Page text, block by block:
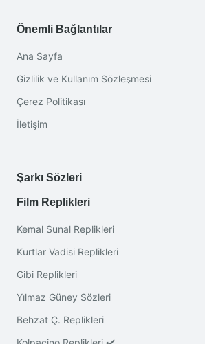
Önemli Bağlantılar
Ana Sayfa
Gizlilik ve Kullanım Sözleşmesi
Çerez Politikası
İletişim
Şarkı Sözleri
Film Replikleri
Kemal Sunal Replikleri
Kurtlar Vadisi Replikleri
Gibi Replikleri
Yılmaz Güney Sözleri
Behzat Ç. Replikleri